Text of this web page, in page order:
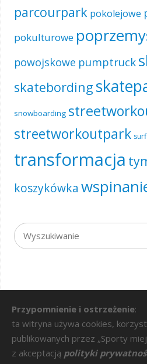
parcourpark pokolejowe
pokulturowe
powojskowe pumptruck
skatebording
snowboarding
streetworkoutpark
transformacja
koszykówka
Przypomnienie i ostrzeżenie:
ta witryna używa cookies,
publikowanych przez „Sporty
z akceptacją polityki